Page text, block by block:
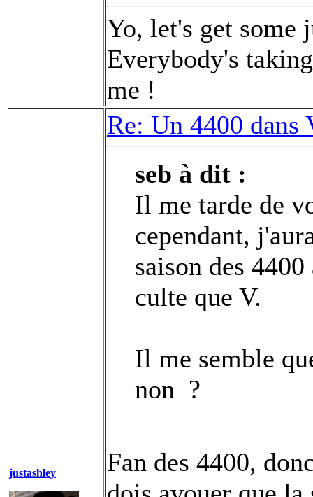
Yo, let's get some
Everybody's
me !
justashley
Re: Un 4400
seb à dit :
Il me tarde de
cependant,
saison des
culte que V.
Il me semble
non ?
Fan des 4400,